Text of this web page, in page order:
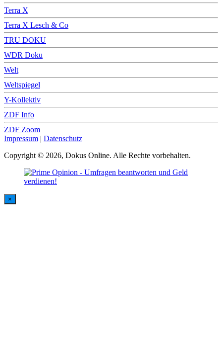
Terra X
Terra X Lesch & Co
TRU DOKU
WDR Doku
Welt
Weltspiegel
Y-Kollektiv
ZDF Info
ZDF Zoom
Impressum | Datenschutz
Copyright © 2026, Dokus Online. Alle Rechte vorbehalten.
×